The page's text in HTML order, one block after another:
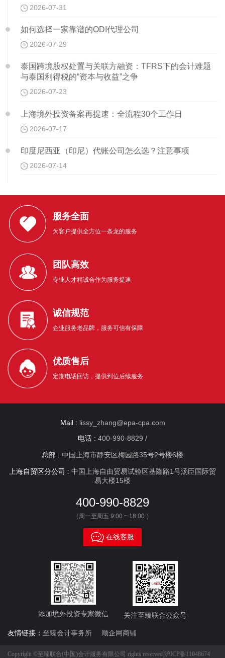
2026-07-31
如何选择一家靠谱的ODI代理公司
2026-07-29
泰国跨境股权处置与关联方融资：TFRS下的会计难题
与泰国利得税的“资本与收益”之争
2026-07-23
上海境外投资备案再提速：全流程30个工作日
2026-07-17
印度尼西亚（印尼）代账公司怎么选？注意事项
2026-07-14
服务全面
为客户提供全方位一条龙的服务
团队高效
专业人才精诚合作为服务提速
诚信规范
企业服务老品牌，服务可信有保障
优质售后
定期电话回访，提供到位后续服务
Mail : lissy_zhang@epa-cpa.com
电话 : 400-990-8829 /
总部 : 中国上海市静安区梅园路35号2号楼6楼
上海自贸区分公司 : 中国上海自由贸易试验区基隆路1号汤臣国际贸
易大楼15楼
400-990-8829
（周一至周五 9:00 ~ 18:00 ）
 在线客服
添加境外投资专家微信 关注至臻联合公众号
友情链接： 至臻会计事务所 顺企网商铺
Copyright ©至臻联合(中国)会计服务有限公司 rights reserved 沪ICP备11048674